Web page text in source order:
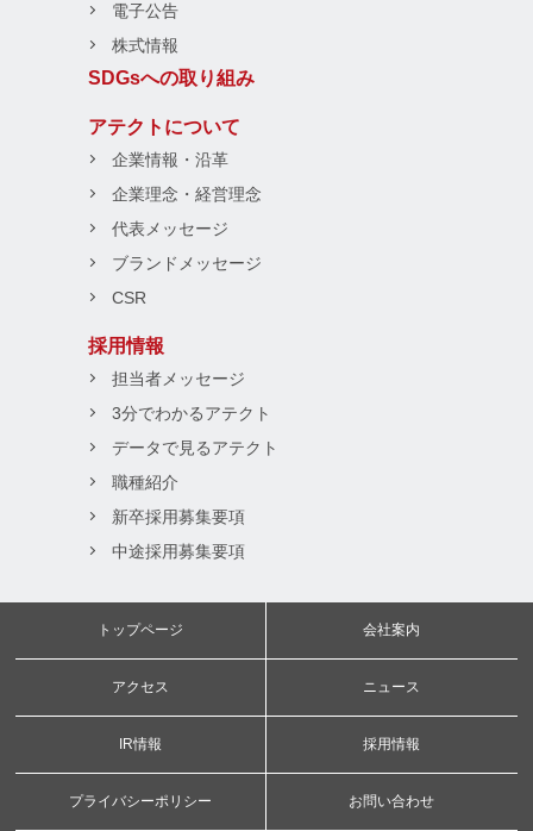
電子公告
株式情報
SDGsへの取り組み
アテクトについて
企業情報・沿革
企業理念・経営理念
代表メッセージ
ブランドメッセージ
CSR
採用情報
担当者メッセージ
3分でわかるアテクト
データで見るアテクト
職種紹介
新卒採用募集要項
中途採用募集要項
トップページ 会社案内
アクセス ニュース
IR情報 採用情報
プライバシーポリシー お問い合わせ